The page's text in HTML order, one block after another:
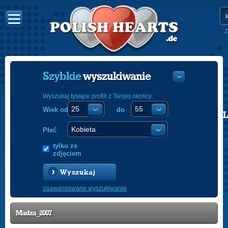
POLISH
Szybkiewyszukiwanie
Wyszukaj tysiące profili z Twojej okolicy:
Wiek od do
Płeć
tylko ze
zdjęciem
Wyszukaj
zaawansowane wyszukiwanie
Madza_2007